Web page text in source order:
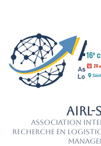
AIRL-
Association
Recherche en